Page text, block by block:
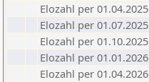
Elozahl per 01.04.2025
Elozahl per 01.07.2025
Elozahl per 01.10.2025
Elozahl per 01.01.2026
Elozahl per 01.04.2026